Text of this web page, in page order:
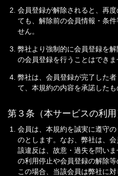
会員登録が解除されると、再
ても、解除前の会員情報・条
せん。
弊社より強制的に会員登録を
の会員登録を行うことはできま
弊社は、会員登録が完了した
て、本規約の内容を承諾したも
第３条（本サービスの利用
会員は、本規約を誠実に遵守
のとします。なお、弊社は、
該違反は、故意・過失を問い
の利用停止や会員登録の解除等
この場合、当該会員は弊社に